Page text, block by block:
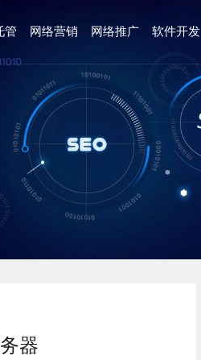
管 网络营销 网络推广 软件开发
器